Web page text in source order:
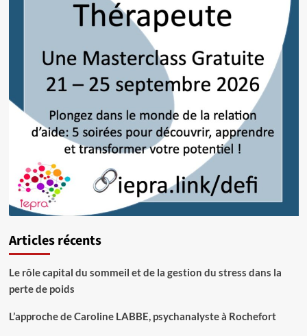
Articles récents
Le rôle capital du sommeil et de la gestion du stress dans la
perte de poids
L’approche de Caroline LABBE, psychanalyste à Rochefort